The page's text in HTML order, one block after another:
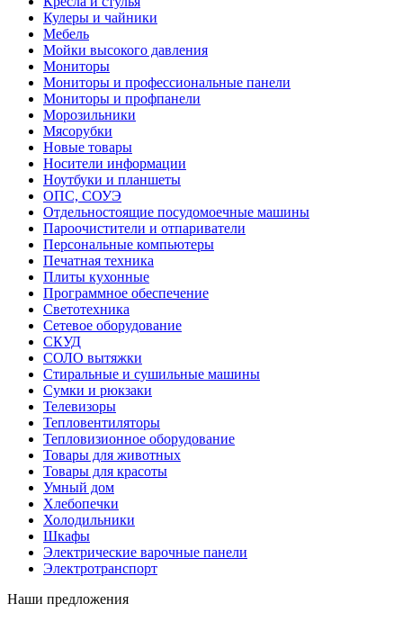
Кулеры и чайники
Мебель
Мойки высокого давления
Мониторы
Мониторы и профессиональные панели
Мониторы и профпанели
Морозильники
Мясорубки
Новые товары
Носители информации
Ноутбуки и планшеты
ОПС, СОУЭ
Отдельностоящие посудомоечные машины
Пароочистители и отпариватели
Персональные компьютеры
Печатная техника
Плиты кухонные
Программное обеспечение
Светотехника
Сетевое оборудование
СКУД
СОЛО вытяжки
Стиральные и сушильные машины
Сумки и рюкзаки
Телевизоры
Тепловентиляторы
Тепловизионное оборудование
Товары для животных
Товары для красоты
Умный дом
Хлебопечки
Холодильники
Шкафы
Электрические варочные панели
Электротранспорт
Наши предложения